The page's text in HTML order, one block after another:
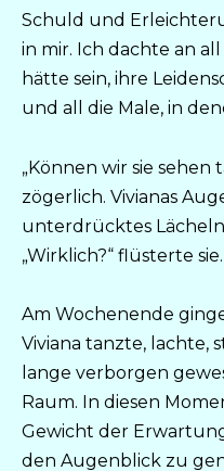
Schuld und
in mir. Ich dachte an
hätte sein, ihre
und all die Male, in
„Können wir sie sehen
zögerlich. Vivianas
unterdrücktes
„Wirklich?“ flüsterte
Am Wochenende
Viviana tanzte, lachte,
lange verborgen
Raum. In diesen
Gewicht der
den Augenblick zu